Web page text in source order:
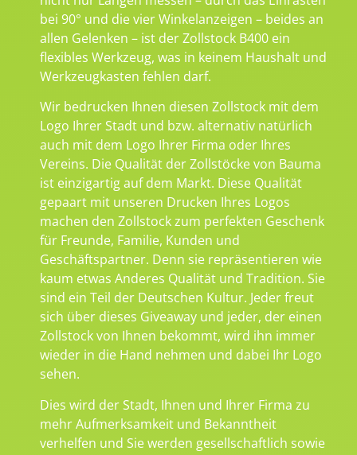
bei 90° und die vier Winkelanzeigen – beides an
allen Gelenken – ist der Zollstock B400 ein
flexibles Werkzeug, was in keinem Haushalt und
Werkzeugkasten fehlen darf.
Wir bedrucken Ihnen diesen Zollstock mit dem
Logo Ihrer Stadt und bzw. alternativ natürlich
auch mit dem Logo Ihrer Firma oder Ihres
Vereins. Die Qualität der Zollstöcke von Bauma
ist einzigartig auf dem Markt. Diese Qualität
gepaart mit unseren Drucken Ihres Logos
machen den Zollstock zum perfekten Geschenk
für Freunde, Familie, Kunden und
Geschäftspartner. Denn sie repräsentieren wie
kaum etwas Anderes Qualität und Tradition. Sie
sind ein Teil der Deutschen Kultur. Jeder freut
sich über dieses Giveaway und jeder, der einen
Zollstock von Ihnen bekommt, wird ihn immer
wieder in die Hand nehmen und dabei Ihr Logo
sehen.
Dies wird der Stadt, Ihnen und Ihrer Firma zu
mehr Aufmerksamkeit und Bekanntheit
verhelfen und Sie werden gesellschaftlich sowie